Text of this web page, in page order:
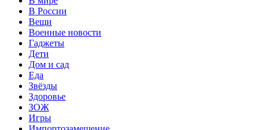
В России
Вещи
Военные новости
Гаджеты
Дети
Дом и сад
Еда
Звёзды
Здоровье
ЗОЖ
Игры